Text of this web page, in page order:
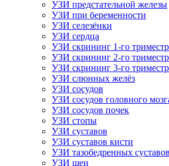
УЗИ предстательной железы
УЗИ при беременности
УЗИ селезёнки
УЗИ сердца
УЗИ скрининг 1-го
УЗИ скрининг 2-го
УЗИ скрининг 3-го
УЗИ слюнных желёз
УЗИ сосудов
УЗИ сосудов головного
УЗИ сосудов почек
УЗИ стопы
УЗИ суставов
УЗИ суставов кисти
УЗИ тазобедренных суставов
УЗИ шеи